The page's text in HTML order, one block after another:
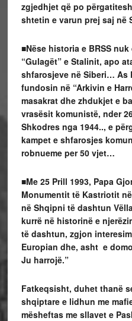
zgjedhjet që po
shtetin e varun prej saj në
■Nëse historia e BRSS
“Gulagët” e Stalinit, apo
shfarosjeve në Siberi… As
fundosin në “Arkivin e
masakrat dhe zhdukjet e
vrasësit komunistë, nder
Shkodres nga 1944.., e
kampet e shfarosjes
robnueme per 50 vjet…
■Me 25 Prill 1993, Papa
Monumentit të Kastriotit
në Shqipni të dashtun
kurrë në historinë e
të dashtun, zgjon
Europian dhe, asht e
Ju harrojë.”
Fatkeqsisht, duhet thanë
shqiptare e lidhun me
mësheftas me sllavet e